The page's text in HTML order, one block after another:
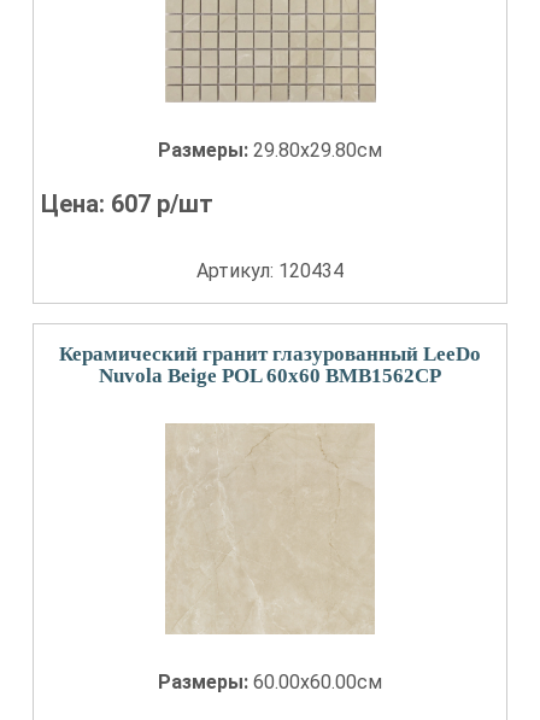
Размеры: 29.80x29.80см
Цена: 607 р/шт
Артикул: 120434
Керамический гранит глазурованный LeeDo
Nuvola Beige POL 60x60 BMB1562CP
Размеры: 60.00x60.00см